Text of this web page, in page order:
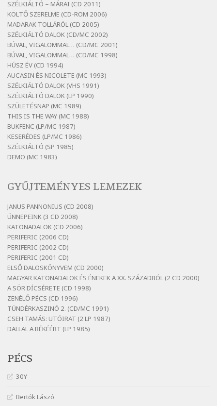
Szélkiáltó
Bertók László: Diófa-levélen
Szélkiáltó
Bertók László: El-elképzelem a falansztert
Szélkiáltó
Bertók László: Elmenni kevés, itt maradni
sok
Szélkiáltó
Bertók László: Mintha már pénteken
vasárnap
Szélkiáltó
Bertók László: Ó, az a hol volt vicinális
Bertók László: Vásáros
Szélkiáltó
Bertók László: Vizibolt
Szélkiáltó
Bornemissza Endre: Szitakötő
Szélkiáltó
Detlev von Liliencron: Bölcsődal
Szélkiáltó
Fenyvesi Béla: Lesz-e még menedék?
Szélkiáltó
Fenyvesi Béla: Szélkiáltó kánon
Szélkiáltó
Szélkiáltó
Galambosi László: Kalapos
Győri László: Jönnek a törökök
SZÉLKIÁLTÓ – MÁRAI (CD 2011)
KÖLTŐ SZERELME (CD-ROM 2006)
MADARAK TOLLÁRÓL (CD 2005)
SZÉLKIÁLTÓ DALOK (CD/MC 2002)
BÚVAL, VIGALOMMAL… (CD/MC 2001)
BÚVAL, VIGALOMMAL… (CD/MC 1998)
HÚSZ ÉV (CD 1994)
AUCASIN ÉS NICOLETE (MC 1993)
SZÉLKIÁLTÓ DALOK (VHS 1991)
SZÉLKIÁLTÓ DALOK (LP 1990)
SZÜLETÉSNAP (MC 1989)
THIS IS THE WAY (MC 1988)
BUKFENC (LP/MC 1987)
KESERÉDES (LP/MC 1986)
SZÉLKIÁLTÓ (SP 1985)
DEMO (MC 1983)
GYŰJTEMÉNYES LEMEZEK
JANUS PANNONIUS (CD 2008)
ÜNNEPEINK (3 CD 2008)
KATONADALOK (CD 2006)
PERIFERIC (2006 CD)
PERIFERIC (2002 CD)
PERIFERIC (2001 CD)
ELSŐ DALOSKÖNYVEM (CD 2000)
MAGYAR KATONADALOK ÉS ÉNEKEK A XX. SZÁZADBÓL (2 CD 2000)
A SÖR DÍCSÉRETE (CD 1998)
ZENÉLŐ PÉCS (CD 1996)
TÜNDÉRKASZINÓ 2. (CD/MC 1991)
CSEH TAMÁS: UTÓIRAT (2 LP 1987)
DALLAL A BÉKÉÉRT (LP 1985)
PÉCS
30Y
Bertók Lászó